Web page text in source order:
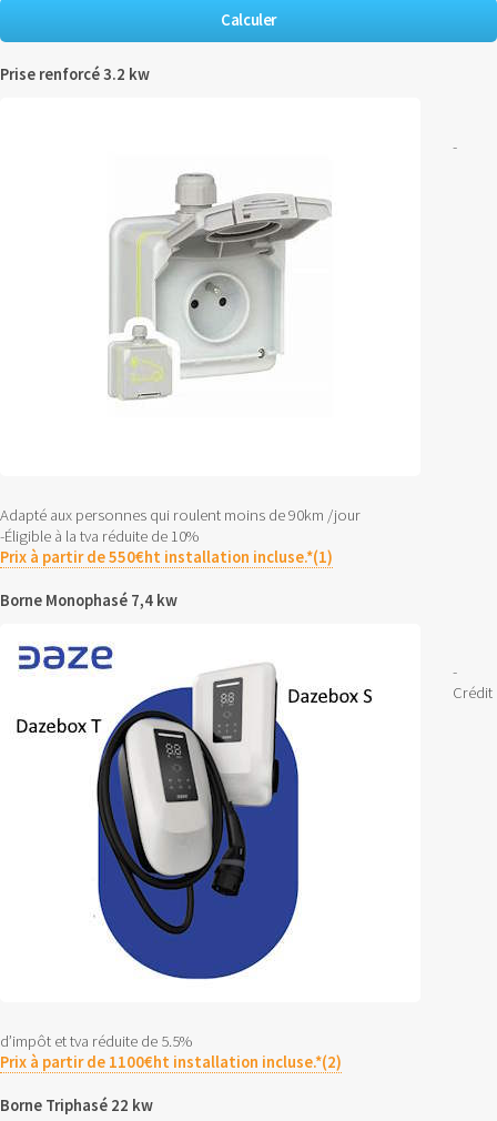
Prise renforcé 3.2 kw
-
Adapté aux personnes qui roulent moins de 90km /jour
-Éligible à la tva réduite de 10%
Prix à partir de 550€ht installation incluse.*(1)
Borne Monophasé 7,4 kw
-
Crédit
d’impôt et tva réduite de 5.5%
Prix à partir de 1100€ht installation incluse.*(2)
Borne Triphasé 22 kw